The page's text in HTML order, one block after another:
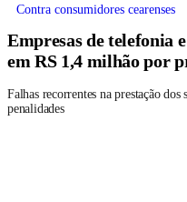
Contra consumidores cearenses
Empresas de telefonia
em RS 1,4 milhão por
Falhas recorrentes na prestação
penalidades